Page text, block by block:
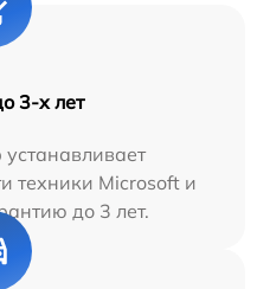
3-х лет
техники Microsoft и
до 3 лет.